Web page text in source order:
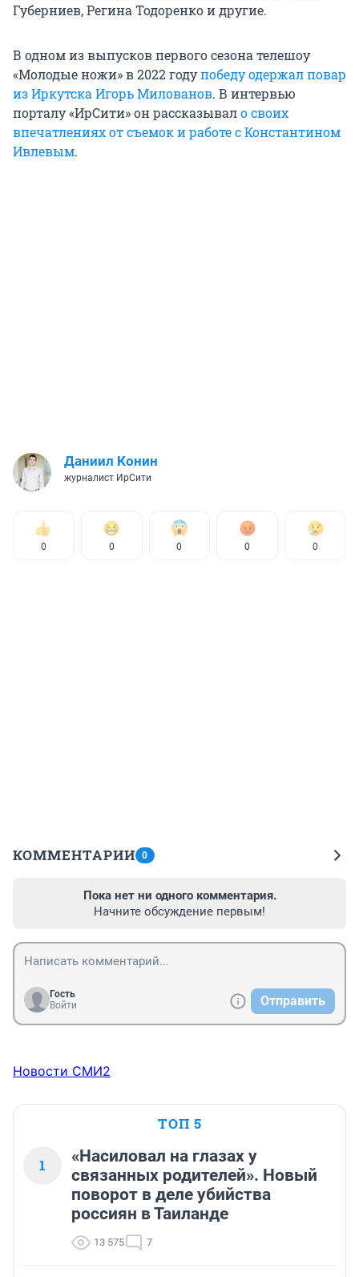
Губерниев, Регина Тодоренко и другие.
В одном из выпусков первого сезона телешоу
«Молодые ножи» в 2022 годупобеду одержал повар
из Иркутска Игорь Милованов. В интервью
порталу «ИрСити» он рассказывало своих
впечатлениях от съемок и работе с Константином
Ивлевым.
Даниил Конин
журналист ИрСити
0 0 0 0 0
КОММЕНТАРИИ 0
Пока нет ни одного комментария.
Начните обсуждение первым!
Гость
Войти
Отправить
Новости СМИ2
ТОП 5
1
«Насиловал на глазах у
связанных родителей». Новый
поворот в деле убийства
россиян в Таиланде
13 575 7